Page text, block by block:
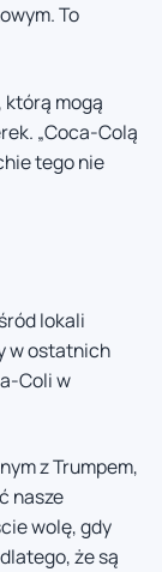
To
którą mogą
„Coca-Colą
tego nie
lokali
w ostatnich
Coli w
z Trumpem,
nasze
wolę, gdy
że są